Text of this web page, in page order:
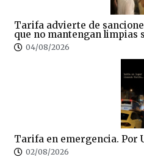
Tarifa advierte de
que no mantengan limpias
04/08/2026
Tarifa en emergencia. Por
02/08/2026